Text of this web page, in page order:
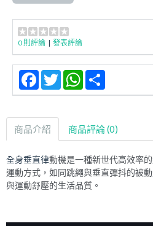
0 則評論 | 發表評論
FacebookTwitter WhatsApp
商品介紹 商品評論 (0)
全身垂直律動機是一種新世代高效率
運動方式，如同跳繩與垂直彈抖的被
與運動舒壓的生活品質。